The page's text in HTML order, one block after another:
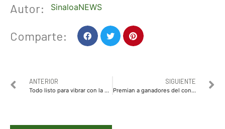
Autor: SinaloaNEWS
Comparte:
ANTERIOR
Todo listo para vibrar con la Banda MS en el Día de las Madres
SIGUIENTE
Premian a ganadores del concurso de video escolar “Donde fluye el agua crece la igualdad” de JAPAMA.